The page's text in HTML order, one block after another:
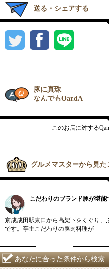
送る・シェアする
豚に真珠
なんでもQandA
このお店に対する
グルメマスターから見
こだわりのブランド豚が堪
京成成田駅東口から高架下をくぐり、
です。亭主こだわりの豚肉料理が
あなたに合った条件から検索